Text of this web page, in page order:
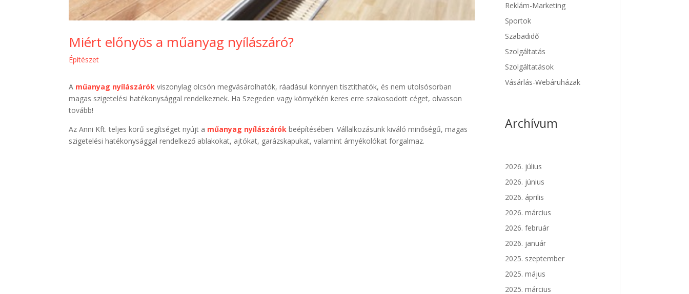
Miért előnyös a műanyag nyílászáró?
Építészet
A műanyag nyílászárók viszonylag olcsón megvásárolhatók, ráadásul könnyen tisztíthatók, és nem utolsósorban
magas szigetelési hatékonysággal rendelkeznek. Ha Szegeden vagy környékén keres erre szakosodott céget, olvasson
tovább!
Az Anni Kft. teljes körű segítséget nyújt a műanyag nyílászárók beépítésében. Vállalkozásunk kiváló minőségű, magas
szigetelési hatékonysággal rendelkező ablakokat, ajtókat, garázskapukat, valamint árnyékolókat forgalmaz.
Reklám-Marketing
Sportok
Szabadidő
Szolgáltatás
Szolgáltatások
Vásárlás-Webáruházak
Archívum
2026. július
2026. június
2026. április
2026. március
2026. február
2026. január
2025. szeptember
2025. május
2025. március